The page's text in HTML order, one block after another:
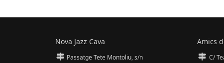
Nova Jazz Cava
Passatge Tete Montoliu, s/n
Amics
C/